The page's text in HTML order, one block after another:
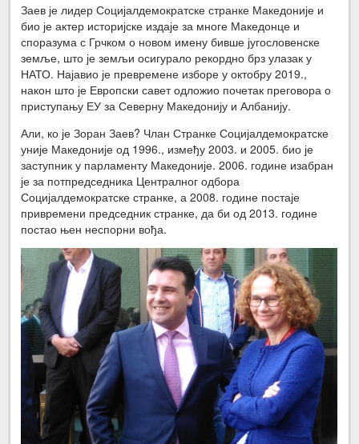
Заев је лидер Социјалдемократске странке Македоније и
био је актер историјске издаје за многе Македонце и
споразума с Грчком о новом имену бивше југословенске
земље, што је земљи осигурало рекордно брз улазак у
НАТО. Најавио је превремене изборе у октобру 2019.,
након што је Европски савет одложио почетак преговора о
приступању ЕУ за Северну Македонију и Албанију.
Али, ко је Зоран Заев? Члан Странке Социјалдемократске
уније Македоније од 1996., између 2003. и 2005. био је
заступник у парламенту Македоније. 2006. године изабран
је за потпредседника Централног одбора
Социјалдемократске странке, а 2008. године постаје
привремени председник странке, да би од 2013. године
постао њен неспорни вођа.